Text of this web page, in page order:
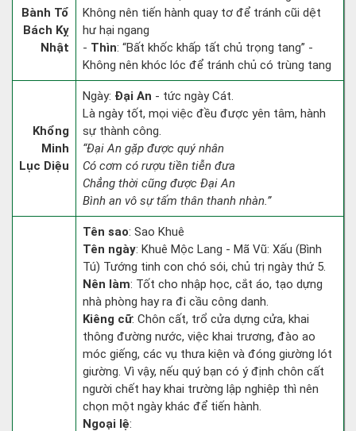
Bành Tổ
Bách Kỵ
Nhật
Không nên tiến hành quay tơ để tránh cũi dệt
hư hại ngang
- Thìn: “Bất khốc khấp tất chủ trọng tang” -
Không nên khóc lóc để tránh chủ có trùng tang
Khổng
Minh
Lục Diệu
Ngày: Đại An - tức ngày Cát.
Là ngày tốt, mọi việc đều được yên tâm, hành
sự thành công.
“Đại An gặp được quý nhân
Có cơm có rượu tiền tiễn đưa
Chẳng thời cũng được Đại An
Bình an vô sự tấm thân thanh nhàn.”
Tên sao: Sao Khuê
Tên ngày: Khuê Mộc Lang - Mã Vũ: Xấu (Bình
Tú) Tướng tinh con chó sói, chủ trị ngày thứ 5.
Nên làm: Tốt cho nhập học, cắt áo, tạo dựng
nhà phòng hay ra đi cầu công danh.
Kiêng cữ: Chôn cất, trổ cửa dựng cửa, khai
thông đường nước, việc khai trương, đào ao
móc giếng, các vụ thưa kiện và đóng giường lót
giường. Vì vậy, nếu quý bạn có ý định chôn cất
người chết hay khai trường lập nghiệp thì nên
chọn một ngày khác để tiến hành.
Ngoại lệ: